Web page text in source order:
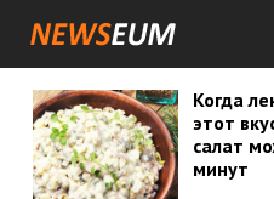
Когда
этот
салат
минут